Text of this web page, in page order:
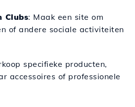
Clubs: Maak een site om
of andere sociale activiteiten
specifieke producten,
accessoires of professionele